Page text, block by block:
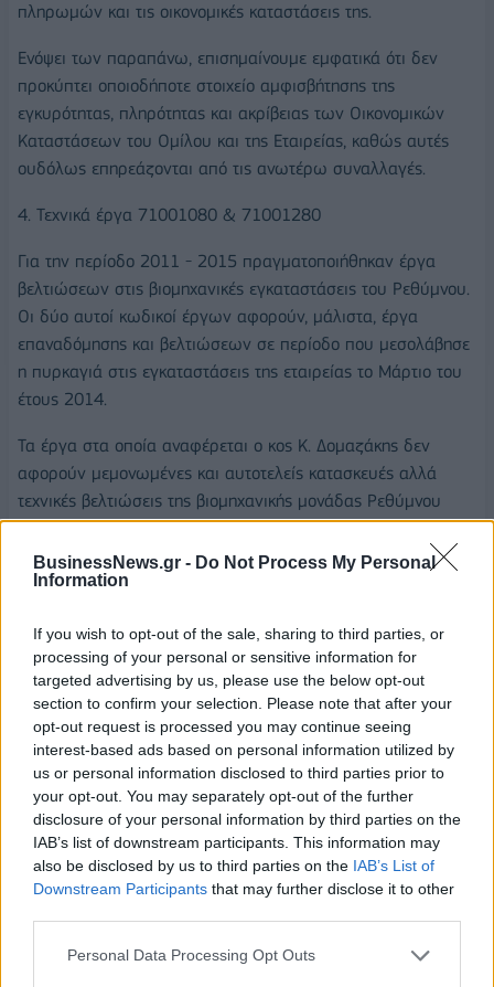
BusinessNews.gr - Do Not Process My Personal
Information
If you wish to opt-out of the sale, sharing to third parties, or
processing of your personal or sensitive information for
targeted advertising by us, please use the below opt-out
section to confirm your selection. Please note that after your
opt-out request is processed you may continue seeing
interest-based ads based on personal information utilized by
us or personal information disclosed to third parties prior to
your opt-out. You may separately opt-out of the further
disclosure of your personal information by third parties on the
IAB’s list of downstream participants. This information may
also be disclosed by us to third parties on the IAB’s List of
Downstream Participants that may further disclose it to other
Personal Data Processing Opt Outs
πληρωμών και τις οικονομικές καταστάσεις της.
Ενόψει των παραπάνω, επισημαίνουμε εμφατικά ότι δεν
προκύπτει οποιοδήποτε στοιχείο αμφισβήτησης της
εγκυρότητας, πληρότητας και ακρίβειας των Οικονομικών
Καταστάσεων του Ομίλου και της Εταιρείας, καθώς αυτές
ουδόλως επηρεάζονται από τις ανωτέρω συναλλαγές.
4. Τεχνικά έργα 71001080 & 71001280
Για την περίοδο 2011 - 2015 πραγματοποιήθηκαν έργα
βελτιώσεων στις βιομηχανικές εγκαταστάσεις του Ρεθύμνου.
Οι δύο αυτοί κωδικοί έργων αφορούν, μάλιστα, έργα
επαναδόμησης και βελτιώσεων σε περίοδο που μεσολάβησε
η πυρκαγιά στις εγκαταστάσεις της εταιρείας το Μάρτιο του
έτους 2014.
Τα έργα στα οποία αναφέρεται ο κος Κ. Δομαζάκης δεν
αφορούν μεμονωμένες και αυτοτελείς κατασκευές αλλά
τεχνικές βελτιώσεις της βιομηχανικής μονάδας Ρεθύμνου
όπως,
- Μεταλλικές κατασκευές στην χοιροτροφική μονάδα
κτιρίων
- Αλουμίνια/κουφώματα για γραφεία της Διοίκησης, στη
βιομηχανία και την χοιροτροφική μονάδα
- Προμήθεια σκυροδέματος για κατασκευή δεξαμενών
βιολογικών καθαρισμών, βάσεων βιοφίλτρων, βάσεων
θαλάμων ζώων
- Δομικά υλικά (άμμος, πλέγματα, σίδηρος) για κατασκευές
από σκυρόδεμα
και βελτιστοποίησης δικτύων άρδευσης & ύδρευσης